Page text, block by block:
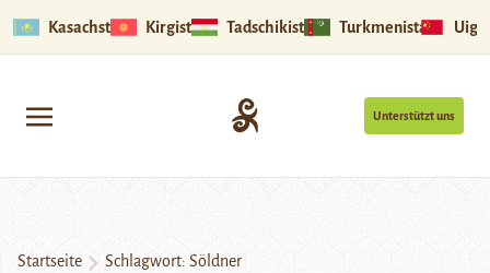
Kasachstan Kirgistan Tadschikistan Turkmenistan
Unterstützt uns
Startseite Schlagwort: Söldner